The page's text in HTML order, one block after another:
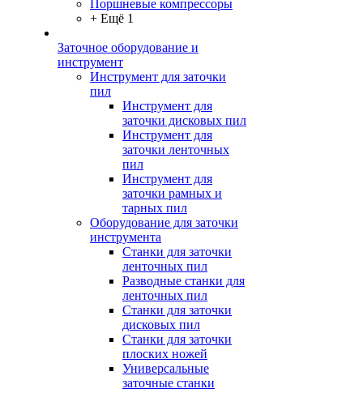
Поршневые компрессоры
+ Ещё 1
Заточное оборудование и
инструмент
Инструмент для заточки
пил
Инструмент для
заточки дисковых пил
Инструмент для
заточки ленточных
пил
Инструмент для
заточки рамных и
тарных пил
Оборудование для заточки
инструмента
Станки для заточки
ленточных пил
Разводные станки для
ленточных пил
Станки для заточки
дисковых пил
Станки для заточки
плоских ножей
Универсальные
заточные станки